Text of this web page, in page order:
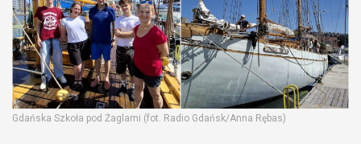
Gdańska Szkoła pod Żaglami (fot. Radio Gdańsk/Anna Rębas)